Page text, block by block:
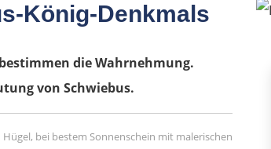
König-Denkmals
die Wahrnehmung.
von Schwiebus.